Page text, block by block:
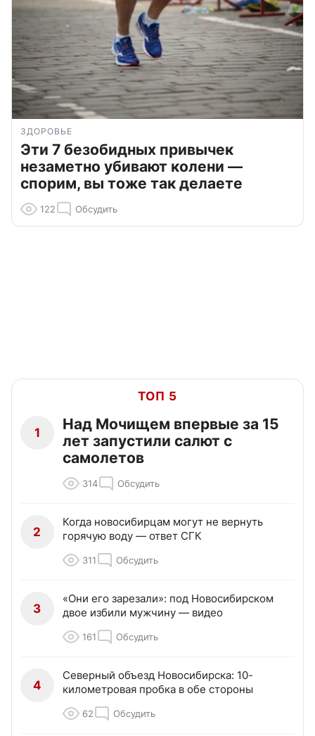
ЗДОРОВЬЕ
Эти 7 безобидных привычек
незаметно убивают колени —
спорим, вы тоже так делаете
122 Обсудить
ТОП 5
1
Над Мочищем впервые за 15
лет запустили салют с
самолетов
314 Обсудить
2
Когда новосибирцам могут не вернуть
горячую воду — ответ СГК
311 Обсудить
3
«Они его зарезали»: под Новосибирском
двое избили мужчину — видео
161 Обсудить
4
Северный объезд Новосибирска: 10-
километровая пробка в обе стороны
62 Обсудить